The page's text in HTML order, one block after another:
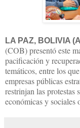
LA PAZ, BOLIVIA
(COB) presentó este
pacificación y
temáticos, entre los
empresas públicas
restrinjan las protestas
económicas y sociales